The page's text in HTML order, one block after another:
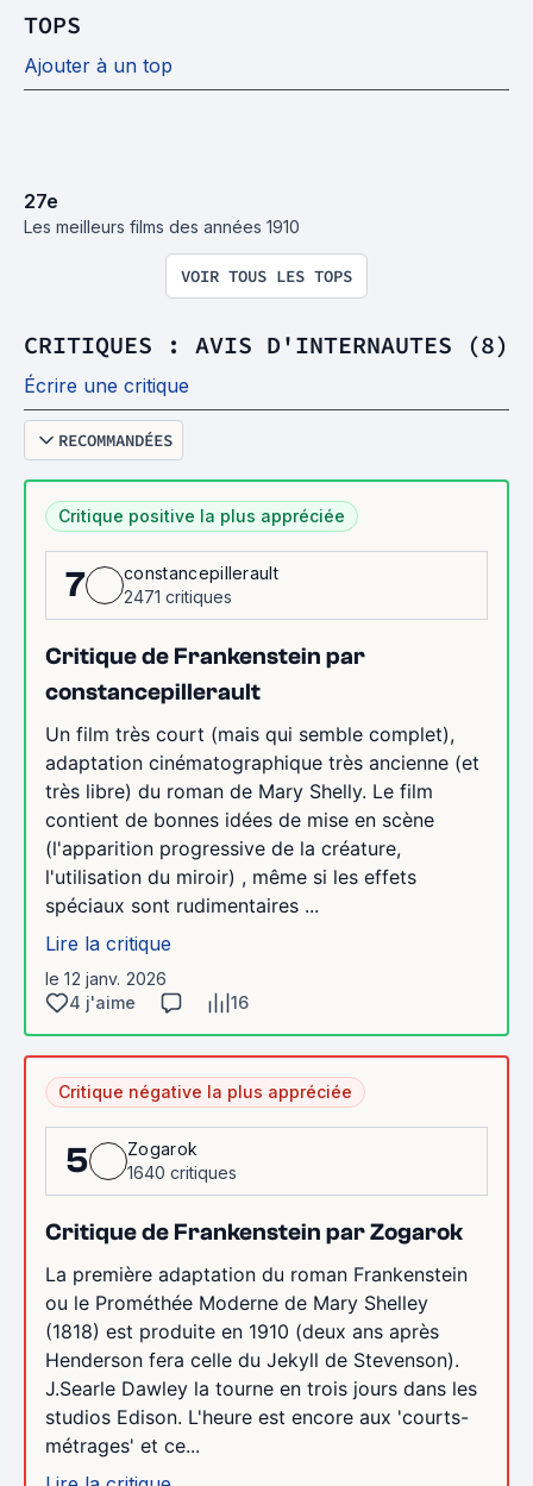
TOPS
Ajouter à un top
27e
Les meilleurs films des années 1910
VOIR TOUS LES TOPS
CRITIQUES : AVIS D'INTERNAUTES (8)
Écrire une critique
RECOMMANDÉES
Critique positive la plus appréciée
7
constancepillerault
2471 critiques
Critique de Frankenstein par
constancepillerault
Un film très court (mais qui semble complet),
adaptation cinématographique très ancienne (et
très libre) du roman de Mary Shelly. Le film
contient de bonnes idées de mise en scène
(l'apparition progressive de la créature,
l'utilisation du miroir) , même si les effets
spéciaux sont rudimentaires ...
Lire la critique
le 12 janv. 2026
4 j'aime
16
Critique négative la plus appréciée
5
Zogarok
1640 critiques
Critique de Frankenstein par Zogarok
La première adaptation du roman Frankenstein
ou le Prométhée Moderne de Mary Shelley
(1818) est produite en 1910 (deux ans après
Henderson fera celle du Jekyll de Stevenson).
J.Searle Dawley la tourne en trois jours dans les
studios Edison. L'heure est encore aux 'courts-
métrages' et ce...